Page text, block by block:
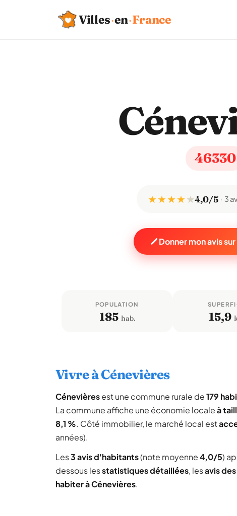
Villes·en·France
46330
★ ★ ★ ★★4,0/5 3
Donner mon avis
POPULATION
185 hab. 15,9
Vivre à Cénevières
Cénevièresest une commune rurale de179
La commune affiche une économie localeà
8,1 %. Côté immobilier, le marché local est
années).
Les3 avis d'habitants(note moyenne4,0/5)
dessous lesstatistiques détaillées, lesavis
habiter à Cénevières.